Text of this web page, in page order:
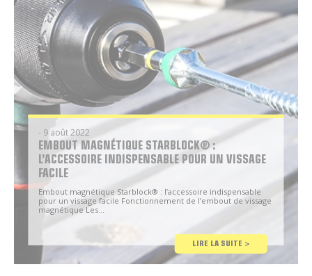
Conseil
Brico
- 9 août 2022
EMBOUT MAGNÉTIQUE STARBLOCK® :
L’ACCESSOIRE INDISPENSABLE POUR UN VISSAGE
FACILE
Embout magnétique Starblock® : l’accessoire indispensable
pour un vissage facile Fonctionnement de l’embout de vissage
magnétique Les...
LIRE LA SUITE >